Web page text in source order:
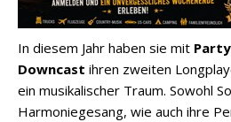
In diesem Jahr haben sie mit
Downcast ihren zweiten
ein musikalischer Traum. Sowohl
Harmoniegesang, wie auch ihre